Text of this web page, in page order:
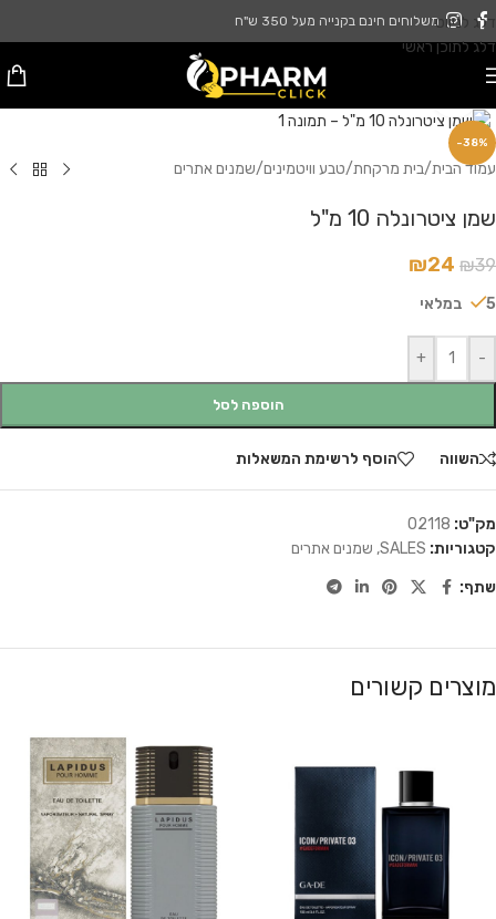
דלג לניווט
דלג לתוכן ראשי
משלוחים חינם בקנייה מעל 350 ש"ח
-38%
עמוד הבית/בית מרקחת/טבע וויטמינים/שמנים אתרים
שמן ציטרונלה 10 מ"ל
₪39
₪24
5 במלאי
-
+
הוספה לסל
השווה הוסף לרשימת המשאלות
מק"ט: 02118
קטגוריות: SALES
, שמנים אתרים
שתף:
מוצרים קשורים